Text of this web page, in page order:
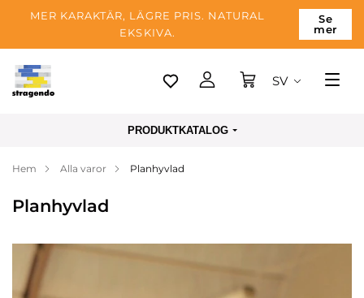
MER KARAKTÄR, LÄGRE PRIS. NATURAL
EKSKIVA.
Se
mer
Tallinn
Betalning
Om företaget
Kontakter
SV
PRODUKTKATALOG
Hem Alla varor Planhyvlad
Planhyvlad